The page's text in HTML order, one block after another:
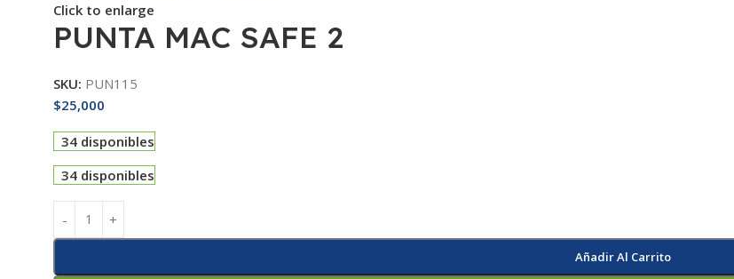
Click to enlarge
PUNTA MAC SAFE 2
SKU: PUN115
$25,000
34 disponibles
34 disponibles
Añadir Al Carrito